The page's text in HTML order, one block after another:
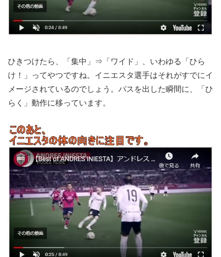
ひきつけたら、「集中」⇒「ワイド」、いわゆる「ひら
け！」ってやつですね。イニエスタ選手はそれがすでにイ
メージされているのでしょう。パスを出した瞬間に、「ひ
らく」動作に移っています。